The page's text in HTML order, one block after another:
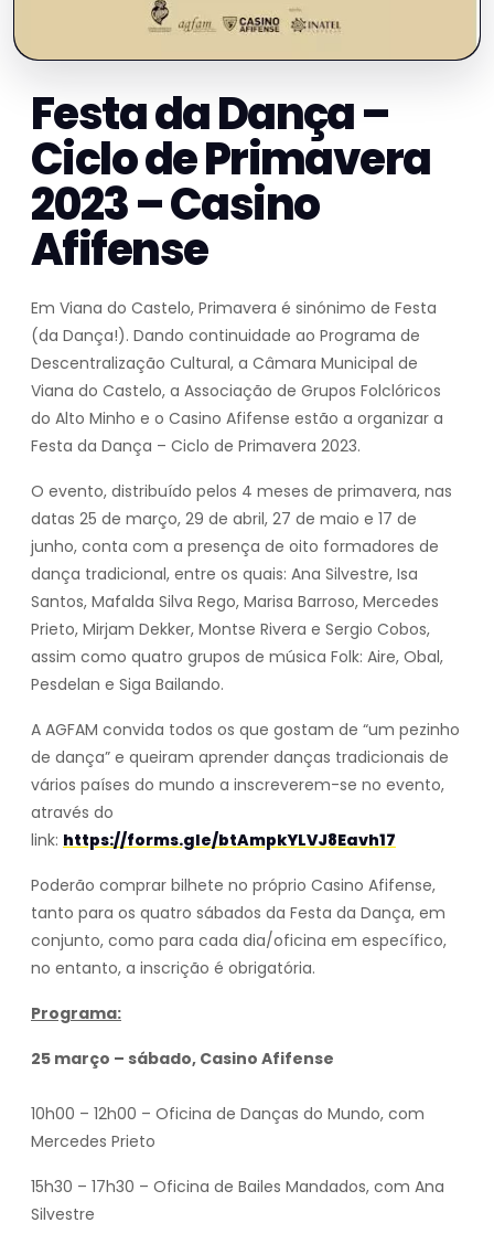
Festa da Dança –
Ciclo de Primavera
2023 – Casino
Afifense
Em Viana do Castelo, Primavera é sinónimo de Festa
(da Dança!). Dando continuidade ao Programa de
Descentralização Cultural, a Câmara Municipal de
Viana do Castelo, a Associação de Grupos Folclóricos
do Alto Minho e o Casino Afifense estão a organizar a
Festa da Dança – Ciclo de Primavera 2023.
O evento, distribuído pelos 4 meses de primavera, nas
datas 25 de março, 29 de abril, 27 de maio e 17 de
junho, conta com a presença de oito formadores de
dança tradicional, entre os quais: Ana Silvestre, Isa
Santos, Mafalda Silva Rego, Marisa Barroso, Mercedes
Prieto, Mirjam Dekker, Montse Rivera e Sergio Cobos,
assim como quatro grupos de música Folk: Aire, Obal,
Pesdelan e Siga Bailando.
A AGFAM convida todos os que gostam de “um pezinho
de dança” e queiram aprender danças tradicionais de
vários países do mundo a inscreverem-se no evento,
através do
link: https://forms.gle/btAmpkYLVJ8Eavh17
Poderão comprar bilhete no próprio Casino Afifense,
tanto para os quatro sábados da Festa da Dança, em
conjunto, como para cada dia/oficina em específico,
no entanto, a inscrição é obrigatória.
Programa:
25 março – sábado, Casino Afifense
10h00 – 12h00 – Oficina de Danças do Mundo, com
Mercedes Prieto
15h30 – 17h30 – Oficina de Bailes Mandados, com Ana
Silvestre